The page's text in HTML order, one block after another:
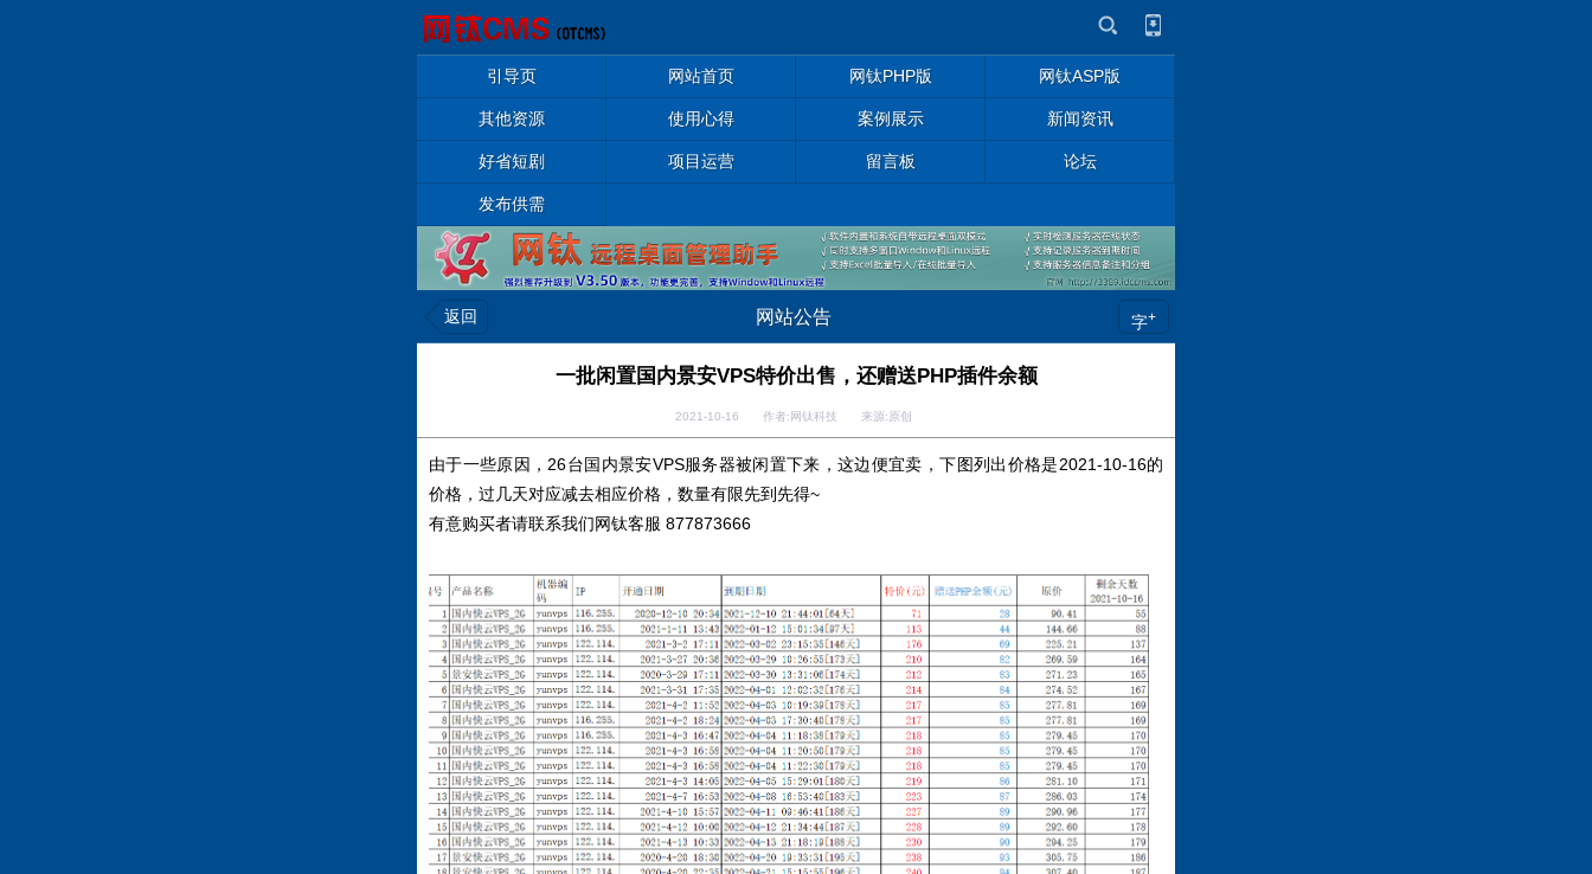
引导页 网站首页 网钛PHP版 网钛ASP版
其他资源 使用心得 案例展示 新闻资讯
好省短剧 项目运营 留言板 论坛
发布供需
返回 网站公告 字+
一批闲置国内景安VPS特价出售，还赠送PHP插件余额
2021-10-16 作者:网钛科技 来源:原创
由于一些原因，26台国内景安VPS服务器被闲置下来，这边便宜卖，下图列出价格是2021-10-16的
价格，过几天对应减去相应价格，数量有限先到先得~
有意购买者请联系我们网钛客服 877873666